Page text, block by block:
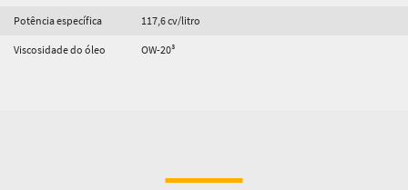
Potência específica 117,6 cv/litro
Viscosidade do óleo OW-20³